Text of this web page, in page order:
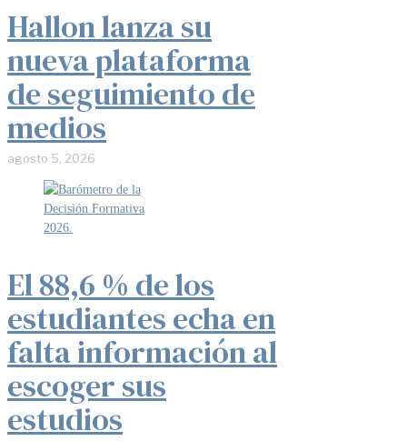
Hallon lanza su
nueva plataforma
de seguimiento de
medios
agosto 5, 2026
El 88,6 % de los
estudiantes echa en
falta información al
escoger sus
estudios